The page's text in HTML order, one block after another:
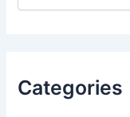
Categories